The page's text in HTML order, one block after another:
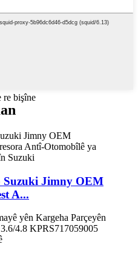
re bişîne
Suzuki Jimny OEM
A...